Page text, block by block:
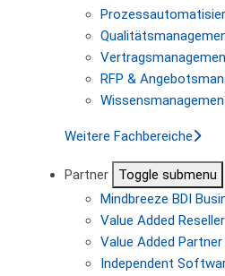
RFP &
Weitere Fachbereiche
Partner
Toggle submenu
Mindbreeze BDI
Value Added Reseller
Value Added Partner
Independent